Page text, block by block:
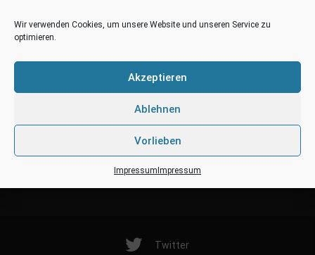
Wir verwenden Cookies, um unsere Website und unseren Service zu
optimieren.
Akzeptieren
Ablehnen
Vorlieben
Impressum Impressum
Twitter